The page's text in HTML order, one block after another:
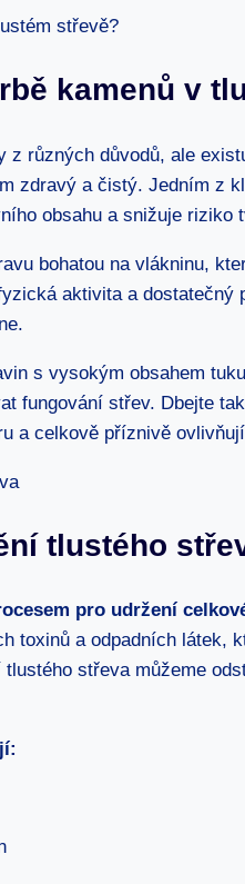
kamenů v
různých důvodů, ale
zdravý a čistý. Jedním z
obsahu a snižuje riziko
bohatou na vlákninu,
aktivita a dostatečný
s vysokým obsahem
fungování střev. Dbejte
a celkově příznivě
tlustého
pro udržení
toxinů a odpadních látek,
střeva můžeme